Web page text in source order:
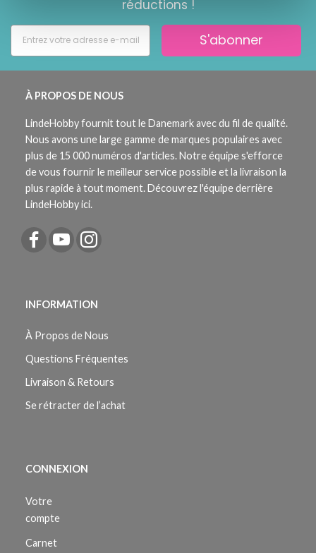
réductions !
S'abonner
À PROPOS DE NOUS
LindeHobby fournit tout le Danemark avec du fil de qualité.
Nous avons une large gamme de marques populaires avec
plus de 15 000 numéros d'articles. Notre équipe s'efforce
de vous fournir le meilleur service possible et la livraison la
plus rapide à tout moment. Découvrez l'équipe derrière
LindeHobby ici.
INFORMATION
À Propos de Nous
Questions Fréquentes
Livraison & Retours
Se rétracter de l’achat
CONNEXION
Votre
compte
Carnet